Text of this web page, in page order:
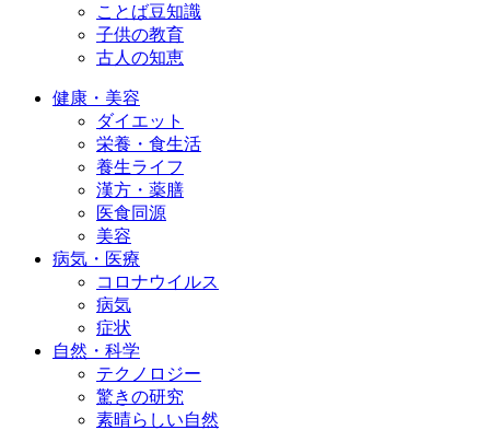
ことば豆知識
子供の教育
古人の知恵
健康・美容
ダイエット
栄養・食生活
養生ライフ
漢方・薬膳
医食同源
美容
病気・医療
コロナウイルス
病気
症状
自然・科学
テクノロジー
驚きの研究
素晴らしい自然